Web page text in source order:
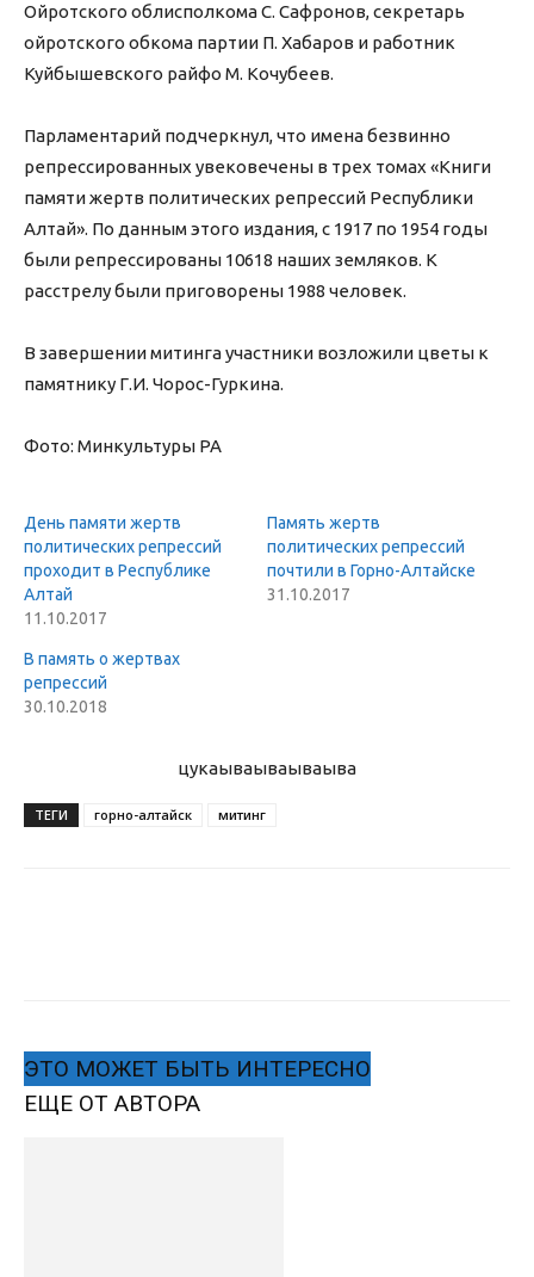
Ойротского облисполкома С. Сафронов, секретарь
ойротского обкома партии П. Хабаров и работник
Куйбышевского райфо М. Кочубеев.
Парламентарий подчеркнул, что имена безвинно
репрессированных увековечены в трех томах «Книги
памяти жертв политических репрессий Республики
Алтай». По данным этого издания, с 1917 по 1954 годы
были репрессированы 10618 наших земляков. К
расстрелу были приговорены 1988 человек.
В завершении митинга участники возложили цветы к
памятнику Г.И. Чорос-Гуркина.
Фото: Минкультуры РА
День памяти жертв
политических репрессий
проходит в Республике
Алтай
11.10.2017
Память жертв
политических репрессий
почтили в Горно-Алтайске
31.10.2017
В память о жертвах
репрессий
30.10.2018
цукаываываываыва
ТЕГИ горно-алтайск митинг
ЭТО МОЖЕТ БЫТЬ ИНТЕРЕСНО
ЕЩЕ ОТ АВТОРА